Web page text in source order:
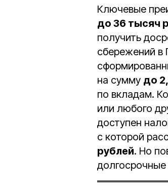
Ключевые
до 36 тысяч
получить
сбережений в
на сумму до
по вкладам.
или любого
доступен
с которой
рублей. Но
долгосрочные